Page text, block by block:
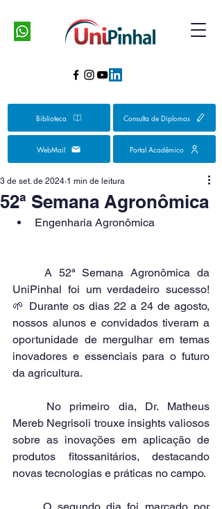
Biblioteca Consulta de Diplomas
WebMail Portal Acadêmico
52ª Semana Agronômica
3 de set. de 2024 1 min de leitura
Engenharia Agronômica
UniPinhal foi um verdadeiro sucesso!
🌱 Durante os dias 22 a 24 de agosto,
nossos alunos e convidados tiveram a
oportunidade de mergulhar em temas
inovadores e essenciais para o futuro
da agricultura.
Mereb Negrisoli trouxe insights valiosos
sobre as inovações em aplicação de
produtos fitossanitários, destacando
novas tecnologias e práticas no campo.